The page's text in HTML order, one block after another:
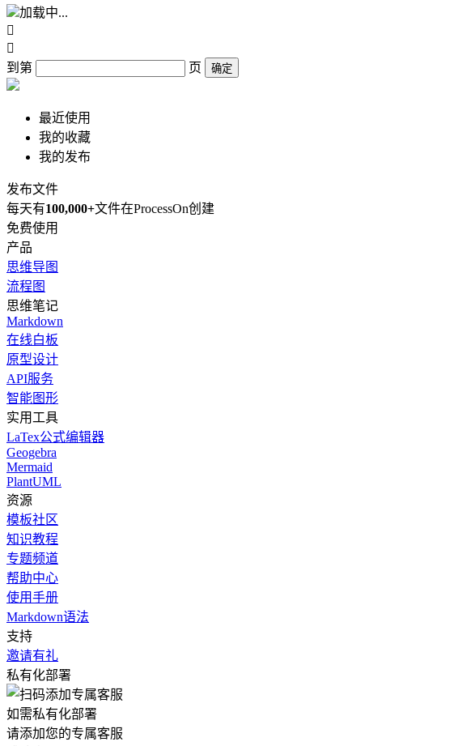
加载中...


到第
页 确定
最近使用
我的收藏
我的发布
发布文件
每天有100,000+文件在ProcessOn创建
免费使用
产品
思维导图
流程图
思维笔记
Markdown
在线白板
原型设计
API服务
智能图形
实用工具
LaTex公式编辑器
Geogebra
Mermaid
PlantUML
资源
模板社区
知识教程
专题频道
帮助中心
使用手册
Markdown语法
支持
邀请有礼
私有化部署
如需私有化部署
请添加您的专属客服